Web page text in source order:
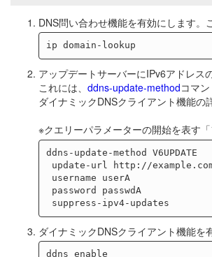
DNS問い合わせ機能を有効にします。
アップデートサーバーにIPv6アドレス
これには、 ddns-update-methodコマ
ダイナミックDNSクライアント機能の
※クエリーパラメーターの開始を表す「
ddns-update-method V6UPDATE
ダイナミックDNSクライアント機能を